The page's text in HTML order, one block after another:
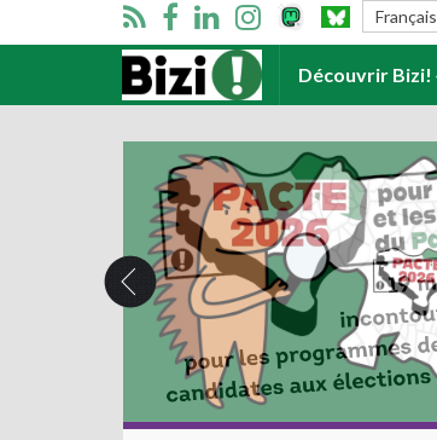
Français
Accueil Découvrir Bizi!